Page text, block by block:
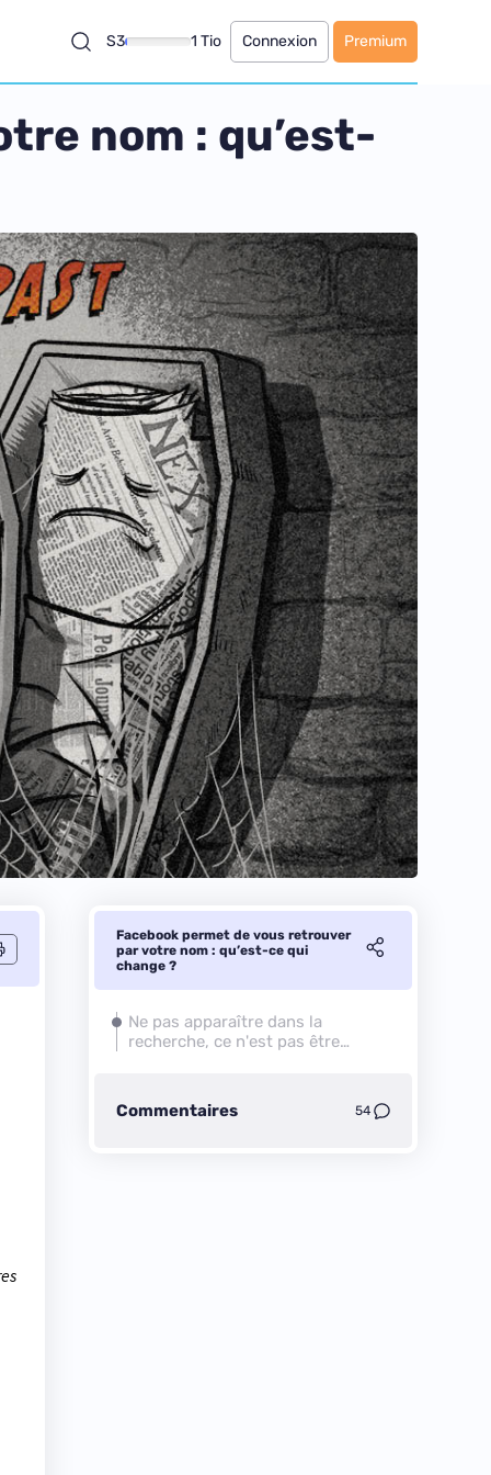
S3 1 Tio Connexion Premium
nom : qu’est-
Facebook permet de vous retrouver
par votre nom : qu’est-ce qui
change ?
Ne pas apparaître dans la
recherche, ce n'est pas être
Commentaires 54